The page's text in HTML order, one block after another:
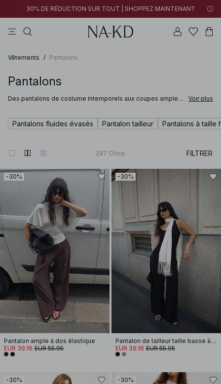
30% DE RÉDUCTION SUR TOUT | SHOPPEZ MAINTENANT
Vêtements / Pantalons
Pantalons
Des pantalons de costume intemporels aux coupes amples
end ou une soirée entre amis, nos pantalons flattent chaque
silhouette et rehaussent chaque tenue.
Voir plus
Pantalons fluides évasés Pantalon tailleur Pantalons à taille
297 Choix FILTRER
-30%
Pantalon ample à dos élastique
EUR 39.16 EUR 55.95
-30%
Pantalon de tailleur taille basse à détail élastique
EUR 39.16 EUR 55.95
-30% -30%